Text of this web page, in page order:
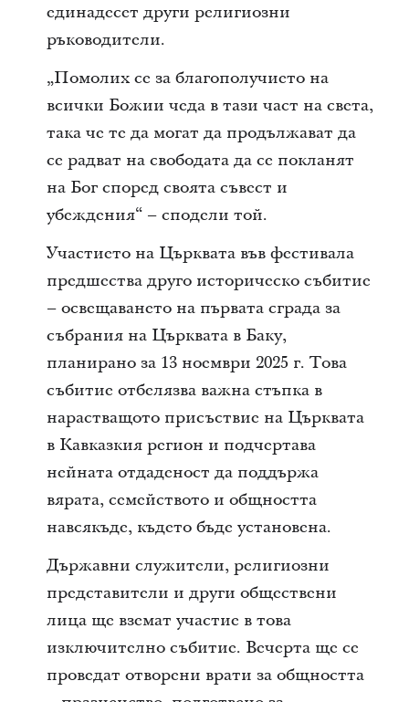
единадесет други религиозни
ръководители.
„Помолих се за благополучието на
всички Божии чеда в тази част на света,
така че те да могат да продължават да
се радват на свободата да се покланят
на Бог според своята съвест и
убеждения“ – сподели той.
Участието на Църквата във фестивала
предшества друго историческо събитие
– освещаването на първата сграда за
събрания на Църквата в Баку,
планирано за 13 ноември 2025 г. Това
събитие отбелязва важна стъпка в
нарастващото присъствие на Църквата
в Кавказкия регион и подчертава
нейната отдаденост да поддържа
вярата, семейството и общността
навсякъде, където бъде установена.
Държавни служители, религиозни
представители и други обществени
лица ще вземат участие в това
изключително събитие. Вечерта ще се
проведат отворени врати за общността